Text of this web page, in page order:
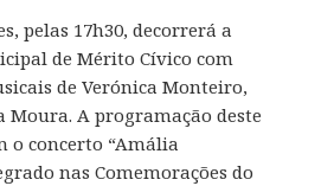
pelas 17h30, decorrerá a
de Mérito Cívico com
de Verónica Monteiro,
Moura. A programação deste
o concerto “Amália
nas Comemorações do